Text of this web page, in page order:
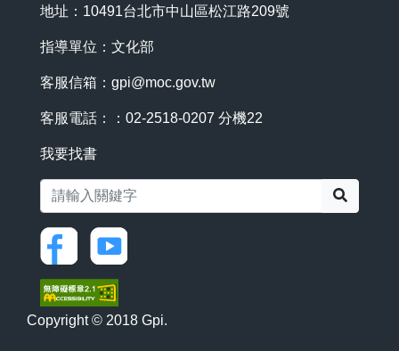
地址：10491台北市中山區松江路209號
指導單位：文化部
客服信箱： gpi@moc.gov.tw
客服電話：：02-2518-0207 分機22
我要找書
Copyright © 2018 Gpi.